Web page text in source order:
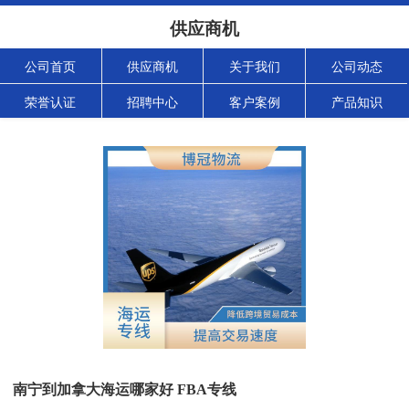
供应商机
公司首页 供应商机 关于我们 公司动态
荣誉认证 招聘中心 客户案例 产品知识
南宁到加拿大海运哪家好 FBA专线